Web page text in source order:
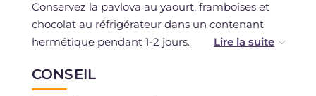
Conservez la pavlova au yaourt, framboises et
chocolat au réfrigérateur dans un contenant
hermétique pendant 1-2 jours.
altérer la consistance de la meringue.
CONSEIL